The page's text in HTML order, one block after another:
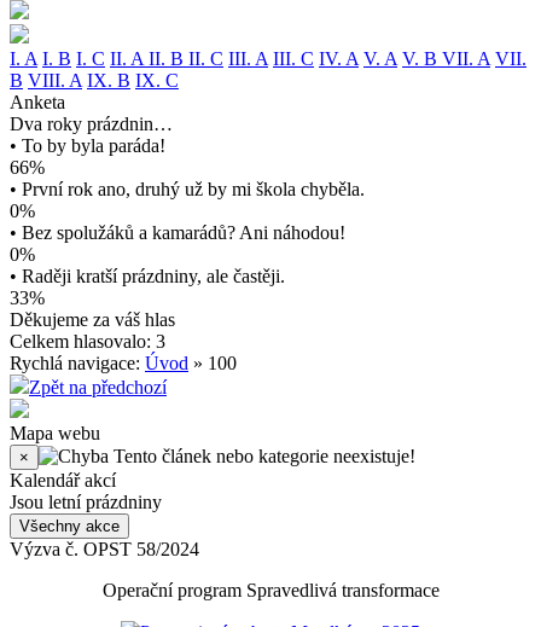
I. A I. B I. C II. A II. B II. C III. A III. C IV. A V. A V. B VII. A VII.
B VIII. A IX. B IX. C
Anketa
Dva roky prázdnin…
• To by byla paráda!
66%
• První rok ano, druhý už by mi škola chyběla.
0%
• Bez spolužáků a kamarádů? Ani náhodou!
0%
• Raději kratší prázdniny, ale častěji.
33%
Děkujeme za váš hlas
Celkem hlasovalo: 3
Rychlá navigace: Úvod » 100
Zpět na předchozí
Mapa webu
×
Tento článek nebo kategorie neexistuje!
Kalendář akcí
Jsou letní prázdniny
Všechny akce
Výzva č. OPST 58/2024
Operační program Spravedlivá transformace